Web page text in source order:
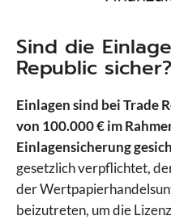
Sind die
Republic sicher?
Einlagen sind bei Trade
von 100.000 € im
Einlagensicherung
gesetzlich verpflichtet,
der
beizutreten, um die